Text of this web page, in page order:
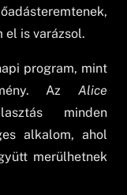
el is varázsol.
program, mint
Az Alice
minden
alkalom, ahol
merülhetnek